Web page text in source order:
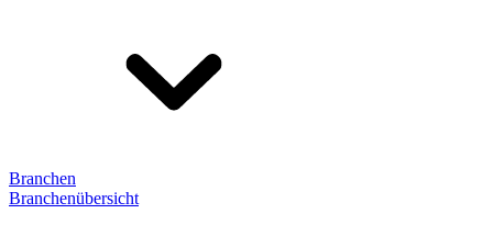
Branchen
Branchenübersicht